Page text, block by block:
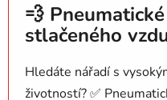
💨
stlačeného
Hledáte nářadí s
životností? ✅